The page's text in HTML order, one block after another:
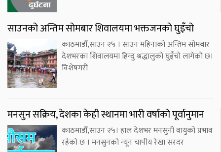
साउनको अन्तिम सोमबार शिवालयमा भक्तजनको घुइँचो
काठमाडौँ,साउन २५ । साउन महिनाको अन्तिम सोमबार
देशभरका शिवालयमा हिन्दु श्रद्धालुको घुइँचो लागेको छ।
विशेषगरी
मनसुन सक्रिय, देशका केही स्थानमा भारी वर्षाको पूर्वानुमान
काठमाडौँ,साउन २५। हाल देशभर मनसुनी वायुको प्रभाव
रहेको छ । मनसुनको न्यून चापीय रेखा सरदर